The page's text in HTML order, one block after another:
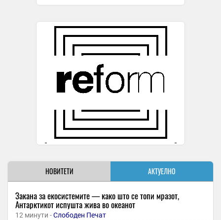
НОВИТЕТИ АКТУЕЛНО
Закана за екосистемите — како што се топи мразот,
Антарктикот испушта жива во океанот
12 минути -Слободен Печат